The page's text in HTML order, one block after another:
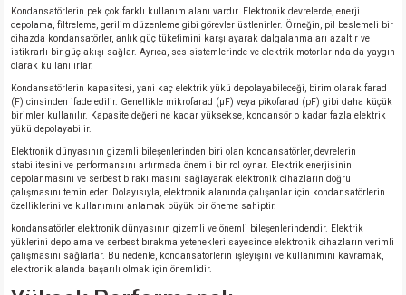
Kondansatörlerin pek çok farklı kullanım alanı vardır. Elektronik devrelerde, enerji
depolama, filtreleme, gerilim düzenleme gibi görevler üstlenirler. Örneğin, pil beslemeli bir
cihazda kondansatörler, anlık güç tüketimini karşılayarak dalgalanmaları azaltır ve
istikrarlı bir güç akışı sağlar. Ayrıca, ses sistemlerinde ve elektrik motorlarında da yaygın
olarak kullanılırlar.
Kondansatörlerin kapasitesi, yani kaç elektrik yükü depolayabileceği, birim olarak farad
(F) cinsinden ifade edilir. Genellikle mikrofarad (µF) veya pikofarad (pF) gibi daha küçük
birimler kullanılır. Kapasite değeri ne kadar yüksekse, kondansör o kadar fazla elektrik
yükü depolayabilir.
Elektronik dünyasının gizemli bileşenlerinden biri olan kondansatörler, devrelerin
stabilitesini ve performansını artırmada önemli bir rol oynar. Elektrik enerjisinin
depolanmasını ve serbest bırakılmasını sağlayarak elektronik cihazların doğru
çalışmasını temin eder. Dolayısıyla, elektronik alanında çalışanlar için kondansatörlerin
özelliklerini ve kullanımını anlamak büyük bir öneme sahiptir.
kondansatörler elektronik dünyasının gizemli ve önemli bileşenlerindendir. Elektrik
yüklerini depolama ve serbest bırakma yetenekleri sayesinde elektronik cihazların verimli
çalışmasını sağlarlar. Bu nedenle, kondansatörlerin işleyişini ve kullanımını kavramak,
elektronik alanda başarılı olmak için önemlidir.